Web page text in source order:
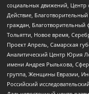
социальных движений,
Действие,
граждан,
Тольятти, Новое время,
Проект Апрель, Самарская
Аналитический Центр Юрия
имени Андрея Рылькова,
группа, Женщины Евразии,
Российский